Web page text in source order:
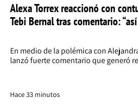
Alexa Torrex reaccionó con
Tebi Bernal tras comentario:
En medio de la polémica con
lanzó fuerte comentario que generó
Hace 33 minutos